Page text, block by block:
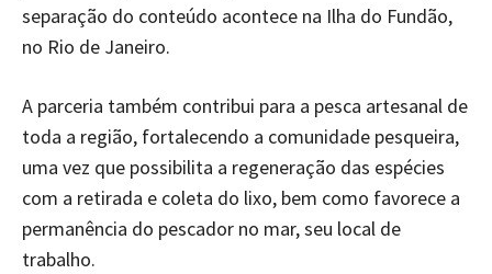
separação do conteúdo acontece na Ilha do Fundão,
no Rio de Janeiro.
A parceria também contribui para a pesca artesanal de
toda a região, fortalecendo a comunidade pesqueira,
uma vez que possibilita a regeneração das espécies
com a retirada e coleta do lixo, bem como favorece a
permanência do pescador no mar, seu local de
trabalho.